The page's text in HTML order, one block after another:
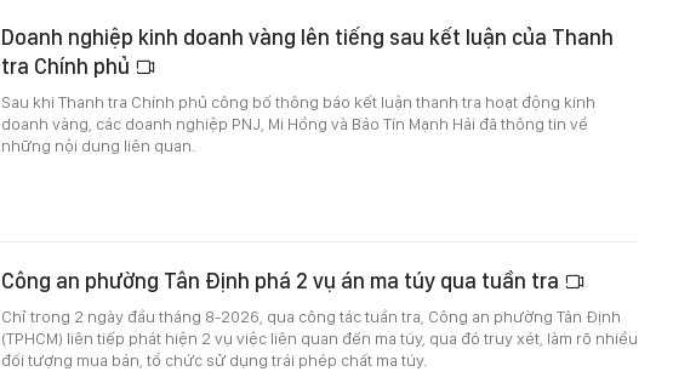
Doanh nghiệp kinh doanh vàng lên tiếng sau kết luận của Thanh
tra Chính phủ
Sau khi Thanh tra Chính phủ công bố thông báo kết luận thanh tra hoạt động kinh
doanh vàng, các doanh nghiệp PNJ, Mi Hồng và Bảo Tín Mạnh Hải đã thông tin về
những nội dung liên quan.
Công an phường Tân Định phá 2 vụ án ma túy qua tuần tra
Chỉ trong 2 ngày đầu tháng 8-2026, qua công tác tuần tra, Công an phường Tân Định
(TPHCM) liên tiếp phát hiện 2 vụ việc liên quan đến ma túy, qua đó truy xét, làm rõ nhiều
đối tượng mua bán, tổ chức sử dụng trái phép chất ma túy.